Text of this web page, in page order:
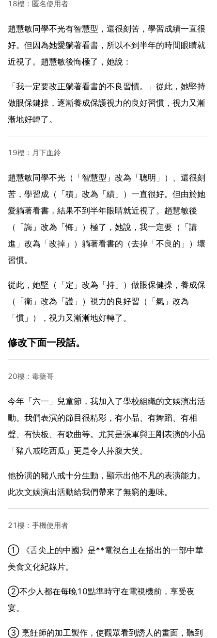
18樓：匿名使用者
趙慧敏同學不光有智慧型，還很刻苦，學習成績一直很
好。但因為她愛躺著看書，所以不到半年的時間眼睛就
近視了。趙慧敏後悔極了，她說：
「我一定要改正躺著看書的不良習慣。」從此，她堅持
做眼保鍵操，逐漸養成保護視力的良好習慣，視力又漸
漸地好轉了。
19樓：月下血鈴
趙慧敏同學不光（「智慧型」改為「聰明」）、還很刻
苦，學習成（「積」改為「績」）一直很好。但由於她
愛躺著看書，結果不到半年眼睛就近視了。趙慧敏後
（「誨」改為「悔」）極了，她說，我一定要（「講
進」改為「改掉」）躺著看書的（去掉「不良的」）壞
習慣。
從此，她堅（「定」改為「持」）做眼保健操，養成保
（「衛」改為「護」）視力的良好習（「氣」改為
「慣」），視力又漸漸地好轉了。
修改下面一段話。
20樓：毒藥哥
今年「六一」兒童節，我加入了學校組織的文娛演出活
動。我們表演的節目很精彩，有小品、有舞蹈、有相
聲、有快板、有歌曲等。尤其是張軍與王剛表演的小品
「豬八戒吃西瓜」更是令人捧腹大笑。
他扮演的豬八戒十分生動，顯示出他不凡的表演能力。
此次文娛演出活動給我們帶來了無窮的趣味。
21樓：手機使用者
① 《舌尖上的中國》是**電視台正在播出的一部中華
美食文化紀錄片。
②不少人都在每晚10點準時守在電視機前，享受夜
宴。
③ 烹飪師的加工製作，使觀眾看到誘人的畫面，聽到